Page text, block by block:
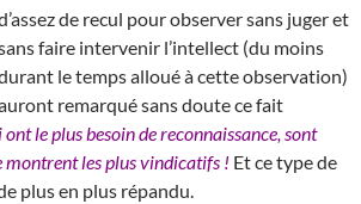
de recul pour observer sans juger et
faire intervenir l’intellect (du moins
le temps alloué à cette observation)
remarqué sans doute ce fait
ont le plus besoin de reconnaissance, sont
montrent les plus vindicatifs ! Et ce type de
plus en plus répandu.